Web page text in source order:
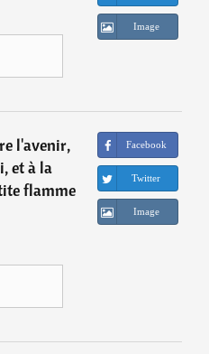
Image
l'avenir,
et à la
flamme
Facebook
Twitter
Image